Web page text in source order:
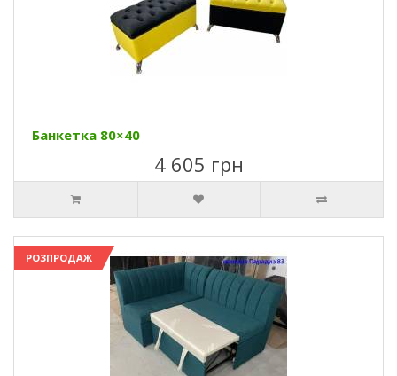
Банкетка 80×40
4 605 грн
РОЗПРОДАЖ